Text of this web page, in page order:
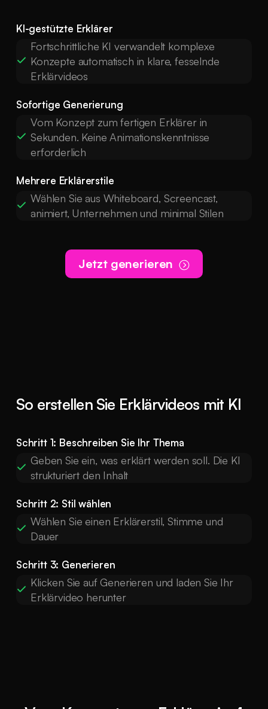
KI-gestützte Erklärer
Fortschrittliche KI verwandelt komplexe
Konzepte automatisch in klare, fesselnde
Erklärvideos
Sofortige Generierung
Vom Konzept zum fertigen Erklärer in
Sekunden. Keine Animationskenntnisse
erforderlich
Mehrere Erklärerstile
Wählen Sie aus Whiteboard, Screencast,
animiert, Unternehmen und minimal Stilen
Jetzt generieren
So erstellen Sie Erklärvideos mit KI
Schritt 1: Beschreiben Sie Ihr Thema
Geben Sie ein, was erklärt werden soll. Die KI
strukturiert den Inhalt
Schritt 2: Stil wählen
Wählen Sie einen Erklärerstil, Stimme und
Dauer
Schritt 3: Generieren
Klicken Sie auf Generieren und laden Sie Ihr
Erklärvideo herunter